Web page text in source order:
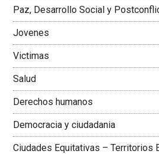
Paz, Desarrollo Social y
Jovenes
Victimas
Salud
Derechos humanos
Democracia y ciudadania
Ciudades Equitativas – Territorios